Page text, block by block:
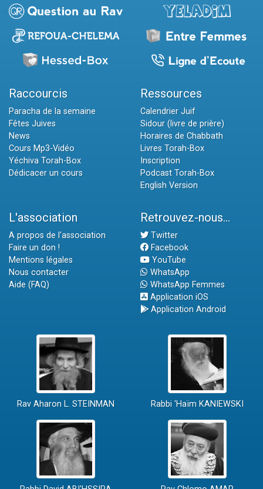
Raccourcis
Paracha de la semaine
Fêtes Juives
News
Cours Mp3-Vidéo
Yéchiva Torah-Box
Dédicacer un cours
Ressources
Calendrier Juif
Sidour (livre de prière)
Horaires de Chabbath
Livres Torah-Box
Inscription
Podcast Torah-Box
English Version
L'association
A propos de l'association
Faire un don !
Mentions légales
Nous contacter
Aide (FAQ)
Retrouvez-nous...
Twitter
Facebook
YouTube
WhatsApp
WhatsApp Femmes
Application iOS
Application Android
Rav Aharon L. STEINMAN Rabbi 'Haïm KANIEWSKI